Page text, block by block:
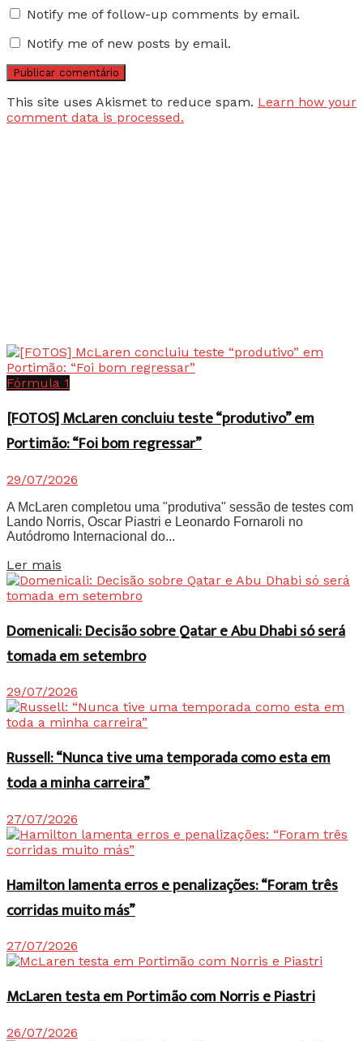
Notify me of follow-up comments by email.
Notify me of new posts by email.
This site uses Akismet to reduce spam. Learn how your
comment data is processed.
Fórmula 1
[FOTOS] McLaren concluiu teste “produtivo” em
Portimão: “Foi bom regressar”
29/07/2026
A McLaren completou uma "produtiva" sessão de testes com
Lando Norris, Oscar Piastri e Leonardo Fornaroli no
Autódromo Internacional do...
Ler mais
Domenicali: Decisão sobre Qatar e Abu Dhabi só será
tomada em setembro
29/07/2026
Russell: “Nunca tive uma temporada como esta em
toda a minha carreira”
27/07/2026
Hamilton lamenta erros e penalizações: “Foram três
corridas muito más”
27/07/2026
McLaren testa em Portimão com Norris e Piastri
26/07/2026